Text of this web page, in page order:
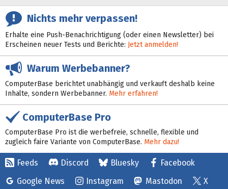
Nichts mehr verpassen!
Erhalte eine Push-Benachrichtigung (oder einen Newsletter) bei
Erscheinen neuer Tests und Berichte: Jetzt anmelden!
Warum Werbebanner?
ComputerBase berichtet unabhängig und verkauft deshalb keine
Inhalte, sondern Werbebanner. Mehr erfahren!
ComputerBase Pro
ComputerBase Pro ist die werbefreie, schnelle, flexible und
zugleich faire Variante von ComputerBase. Mehr dazu!
Feeds Discord Bluesky
Facebook
Google News
Instagram Mastodon X